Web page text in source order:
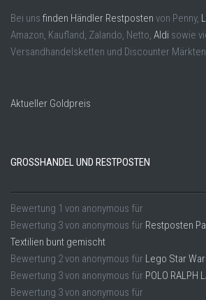
Bei uns finden Händler Restposten von Penny,
Amazon, Kaufland, Zalando, Netto, Aldi sowie
Versandhandelsketten und Discounter
Aktueller Goldpreis
GROSSHANDEL UND RESTPOSTEN
Bewertung 1 von anonymous für
Bewertung 3von anonymous für Restposten
Textilien bunt gemischt
Bewertung 2von anonymous für Lego Star
Bewertung 3von anonymous für POLO RALPH
Bewertung 3von anonymous für